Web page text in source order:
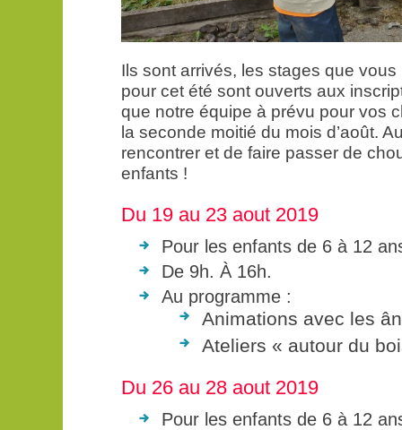
Ils sont arrivés, les stages que
pour cet été sont ouverts aux
que notre équipe à prévu pour vos
la seconde moitié du mois d’août.
rencontrer et de faire passer de
enfants !
Du 19 au 23 aout 2019
Pour les enfants de 6 à 12
De 9h. À 16h.
Au programme :
Animations avec les
Ateliers « autour du
Du 26 au 28 aout 2019
Pour les enfants de 6 à 12